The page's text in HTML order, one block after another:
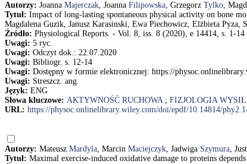
Autorzy: Joanna Majerczak, Joanna Filipowska, Grzegorz Tylko,
Tytuł: Impact of long-lasting spontaneous physical activity on bone
Magdalena Guzik, Janusz Karasinski, Ewa Piechowicz, Elżbieta Pyza,
Źródło: Physiological Reports. - Vol. 8, iss. 8 (2020), e 14414, s. 1-14
Uwagi: 5 ryc.
Uwagi: Odczyt dok.: 22.07.2020
Uwagi: Bibliogr. s. 12-14
Uwagi: Dostępny w formie elektronicznej: https://
Uwagi: Streszcz. ang.
Język: ENG
Słowa kluczowe: AKTYWNOŚĆ RUCHOWA; FIZJOLOGIA
URL: https://physoc.onlinelibrary.wiley.com/doi/epdf/10.14814/
Autorzy: Mateusz Mardyla, Marcin Maciejczyk, Jadwiga Szymura,
Tytuł: Maximal exercise-induced oxidative damage to proteins